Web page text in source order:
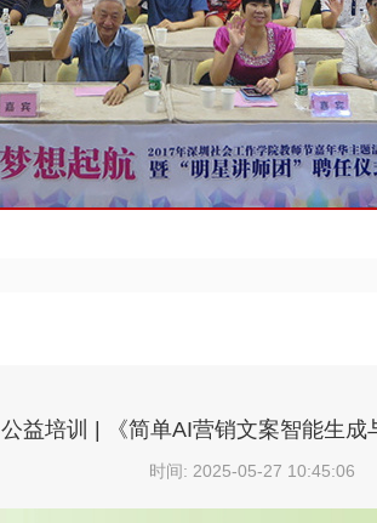
公益培训 | 《简单AI营销文案智能生成
时间: 2025-05-27 10:45:06